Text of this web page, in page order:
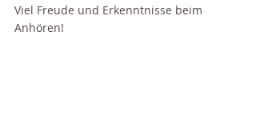
Viel Freude und Erkenntnisse beim
Anhören!